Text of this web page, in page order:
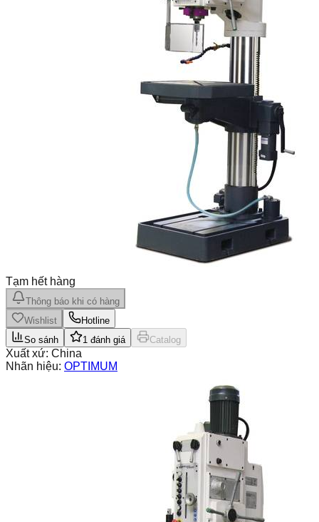
Tạm hết hàng
Thông báo khi có hàng
Wishlist
Hotline
So sánh
1 đánh giá Catalog
Xuất xứ: China
Nhãn hiệu: OPTIMUM